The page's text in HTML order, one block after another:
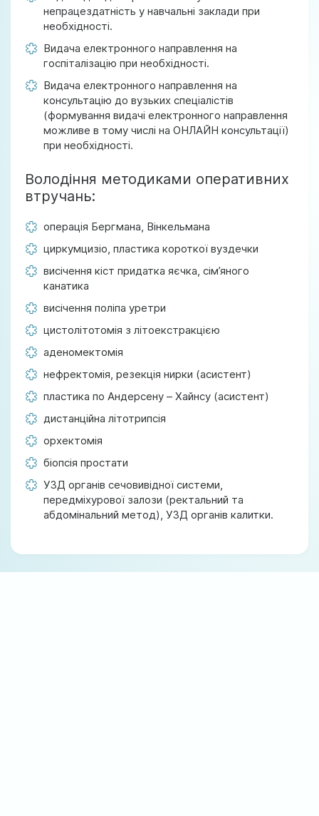
непрацездатність у навчальні заклади при
необхідності.
Видача електронного направлення на
госпіталізацію при необхідності.
Видача електронного направлення на
консультацію до вузьких спеціалістів
(формування видачі електронного направлення
можливе в тому числі на ОНЛАЙН консультації)
при необхідності.
Володіння методиками оперативних
втручань:
операція Бергмана, Вінкельмана
циркумцизіо, пластика короткої вуздечки
висічення кіст придатка яєчка, сім’яного
канатика
висічення поліпа уретри
цистолітотомія з літоекстракцією
аденомектомія
нефректомія, резекція нирки (асистент)
пластика по Андерсену – Хайнсу (асистент)
дистанційна літотрипсія
орхектомія
біопсія простати
УЗД органів сечовивідної системи,
передміхурової залози (ректальний та
абдомінальний метод), УЗД органів калитки.